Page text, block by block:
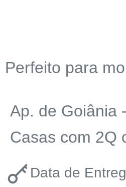
Perfeito para
Ap. de Goiânia
Casas com 2Q
Data de